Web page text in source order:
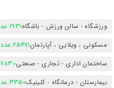
ورزشگاه - سالن ورزش - باشگاه1931 عدد
مسکونی ، ویلایی ، آپارتمان25471 عدد
ساختمان اداری - تجاری - صنعتی7830 عدد
بیمارستان - درمانگاه - کلینیک3350 عدد